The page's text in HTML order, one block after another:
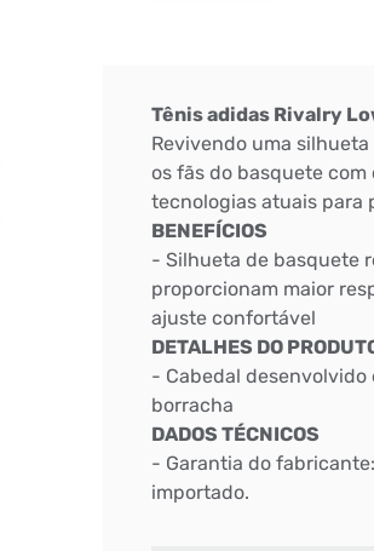
Tênis adidas Rivalry
Revivendo uma
os fãs do basquete com
tecnologias atuais para
BENEFÍCIOS
- Silhueta de basquete
proporcionam maior
ajuste confortável
DETALHES DO
- Cabedal desenvolvido
borracha
DADOS TÉCNICOS
- Garantia do
importado.